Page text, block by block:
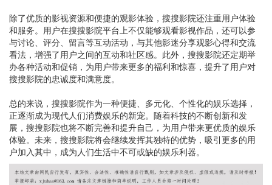
除了优质的影视资源和便捷的观影体验，搜搜影院还注重用户体验
和服务。用户在搜搜影院平台上不仅能够观看影视作品，还可以参
与讨论、评分、留言等互动活动，与其他影迷分享观影心得和交流
看法，增强了用户之间的互动和社区感。此外，搜搜影院还定期举
办各种活动和促销，为用户带来更多的福利和惊喜，提升了用户对
搜搜影院的忠诚度和满意度。
总的来说，搜搜影院作为一种便捷、多元化、个性化的娱乐选择，
正逐渐成为现代人们消费娱乐的新宠。随着科技的不断创新和发
展，搜搜影院也将不断完善和提升自己，为用户带来更优质的娱乐
体验。未来，搜搜影院将会继续发挥其独特的优势，吸引更多的用
户加入其中，成为人们生活中不可或缺的娱乐利器。